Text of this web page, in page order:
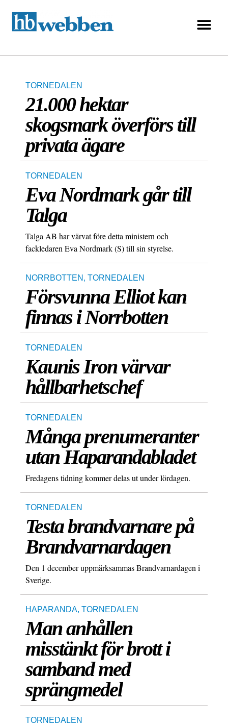
TORNEDALEN
21.000 hektar
skogsmark överförs till
privata ägare
TORNEDALEN
Eva Nordmark går till
Talga
Talga AB har värvat före detta ministern och
fackledaren Eva Nordmark (S) till sin styrelse.
NORRBOTTEN , TORNEDALEN
Försvunna Elliot kan
finnas i Norrbotten
TORNEDALEN
Kaunis Iron värvar
hållbarhetschef
TORNEDALEN
Många prenumeranter
utan Haparandabladet
Fredagens tidning kommer delas ut under lördagen.
TORNEDALEN
Testa brandvarnare på
Brandvarnardagen
Den 1 december uppmärksammas Brandvarnardagen i
Sverige.
HAPARANDA, TORNEDALEN
Man anhållen
misstänkt för brott i
samband med
sprängmedel
TORNEDALEN